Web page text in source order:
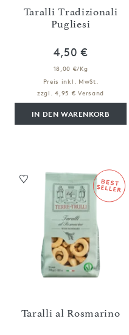
Taralli Tradizionali
Pugliesi
4,50 €
18,00 €/Kg
Preis inkl. MwSt.
zzgl. 4,95 € Versand
IN DEN WARENKORB
Taralli al Rosmarino